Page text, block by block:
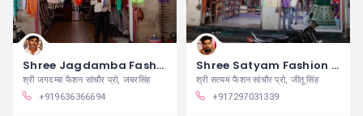
Shree Jagdamba Fashion Sanchore
श्री जगदम्बा फैशन सांचौर प्रो, जबरसिंह
+919636366694
Shree Satyam Fashion Sanchore
श्री सत्यम फैशन सांचौर प्रो, जीतू सिंह
+917297031339